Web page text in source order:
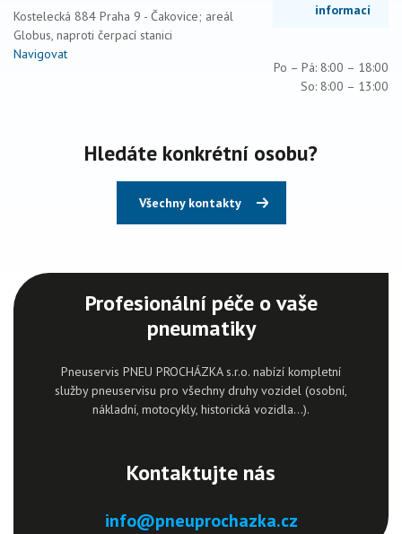
Kostelecká 884 Praha 9 - Čakovice; areál
Globus, naproti čerpací stanici
Navigovat
informací
Po – Pá: 8:00 – 18:00
So: 8:00 – 13:00
Hledáte konkrétní osobu?
Všechny kontakty
Profesionální péče o vaše
pneumatiky
Pneuservis PNEU PROCHÁZKA s.r.o. nabízí kompletní
služby pneuservisu pro všechny druhy vozidel (osobní,
nákladní, motocykly, historická vozidla…).
Kontaktujte nás
info@pneuprochazka.cz